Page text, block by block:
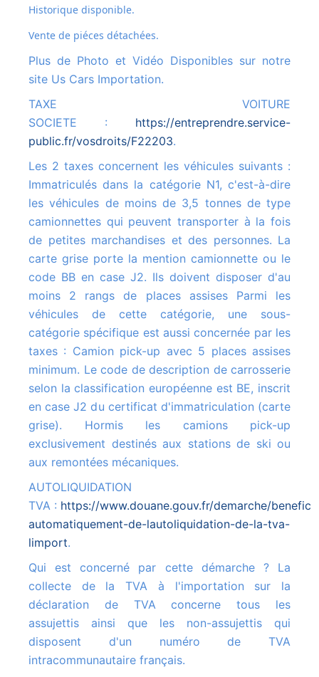
Historique disponible.
Vente de piéces détachées.
Plus de Photo et Vidéo Disponibles sur notre
site Us Cars Importation.
TAXE VOITURE
SOCIETE : https://entreprendre.service-
public.fr/vosdroits/F22203.
Les 2 taxes concernent les véhicules suivants :
Immatriculés dans la catégorie N1, c'est-à-dire
les véhicules de moins de 3,5 tonnes de type
camionnettes qui peuvent transporter à la fois
de petites marchandises et des personnes. La
carte grise porte la mention camionnette ou le
code BB en case J2. Ils doivent disposer d'au
moins 2 rangs de places assises Parmi les
véhicules de cette catégorie, une sous-
catégorie spécifique est aussi concernée par les
taxes : Camion pick-up avec 5 places assises
minimum. Le code de description de carrosserie
selon la classification européenne est BE, inscrit
en case J2 du certificat d'immatriculation (carte
grise). Hormis les camions pick-up
exclusivement destinés aux stations de ski ou
aux remontées mécaniques.
AUTOLIQUIDATION
TVA : https://www.douane.gouv.fr/demarche/
automatiquement-de-lautoliquidation-de-la-tva-
limport.
Qui est concerné par cette démarche ? La
collecte de la TVA à l'importation sur la
déclaration de TVA concerne tous les
assujettis ainsi que les non-assujettis qui
disposent d'un numéro de TVA
intracommunautaire français.